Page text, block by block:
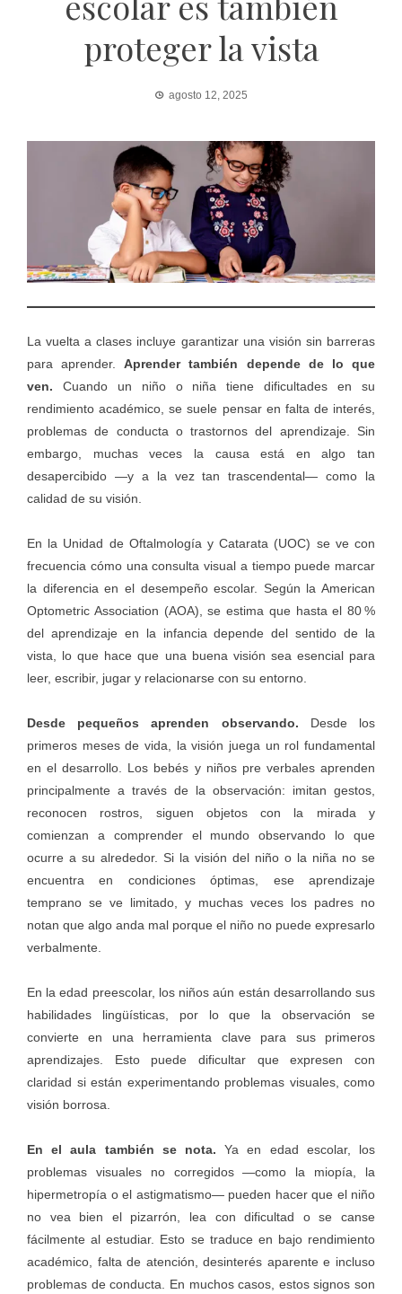
proteger la vista
agosto 12, 2025
La vuelta a clases incluye garantizar una visión sin barreras
para aprender.Aprender también depende de lo que
ven. Cuando un niño o niña tiene dificultades en su
rendimiento académico, se suele pensar en falta de interés,
problemas de conducta o trastornos del aprendizaje. Sin
embargo, muchas veces la causa está en algo tan
desapercibido —y a la vez tan trascendental— como la
calidad de su visión.
En la Unidad de Oftalmología y Catarata (UOC) se ve con
frecuencia cómo una consulta visual a tiempo puede marcar
la diferencia en el desempeño escolar. Según la American
Optometric Association (AOA), se estima que hasta el 80 %
del aprendizaje en la infancia depende del sentido de la
vista, lo que hace que una buena visión sea esencial para
leer, escribir, jugar y relacionarse con su entorno.
Desde pequeños aprenden observando. Desde los
primeros meses de vida, la visión juega un rol fundamental
en el desarrollo. Los bebés y niños pre verbales aprenden
principalmente a través de la observación: imitan gestos,
reconocen rostros, siguen objetos con la mirada y
comienzan a comprender el mundo observando lo que
ocurre a su alrededor. Si la visión del niño o la niña no se
encuentra en condiciones óptimas, ese aprendizaje
temprano se ve limitado, y muchas veces los padres no
notan que algo anda mal porque el niño no puede expresarlo
verbalmente.
En la edad preescolar, los niños aún están desarrollando sus
habilidades lingüísticas, por lo que la observación se
convierte en una herramienta clave para sus primeros
aprendizajes. Esto puede dificultar que expresen con
claridad si están experimentando problemas visuales, como
visión borrosa.
En el aula también se nota. Ya en edad escolar, los
problemas visuales no corregidos —como la miopía, la
hipermetropía o el astigmatismo— pueden hacer que el niño
no vea bien el pizarrón, lea con dificultad o se canse
fácilmente al estudiar. Esto se traduce en bajo rendimiento
académico, falta de atención, desinterés aparente e incluso
problemas de conducta. En muchos casos, estos signos son